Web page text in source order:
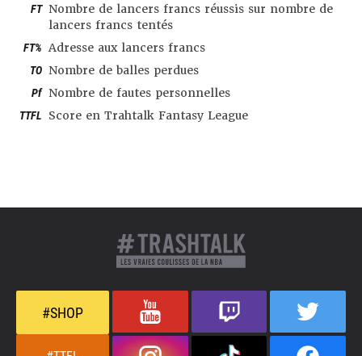
FT Nombre de lancers francs réussis sur nombre de
lancers francs tentés
FT% Adresse aux lancers francs
TO Nombre de balles perdues
Pf Nombre de fautes personnelles
TTFL Score en Trahtalk Fantasy League
#SHOP